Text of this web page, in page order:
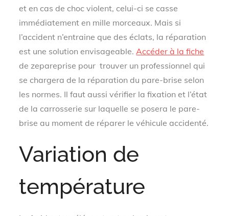
et en cas de choc violent, celui-ci se casse
immédiatement en mille morceaux. Mais si
l’accident n’entraine que des éclats, la réparation
est une solution envisageable. Accéder à la fiche
de zepareprise pour trouver un professionnel qui
se chargera de la réparation du pare-brise selon
les normes. Il faut aussi vérifier la fixation et l’état
de la carrosserie sur laquelle se posera le pare-
brise au moment de réparer le véhicule accidenté.
Variation de
température